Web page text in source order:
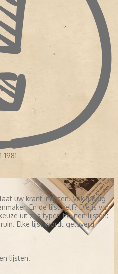
uw krant inlijsten. Vakkundig
En de lijst zelf? Die is van
uit zes typen houten lijsten:
Elke lijst wordt geleverd
lijsten.